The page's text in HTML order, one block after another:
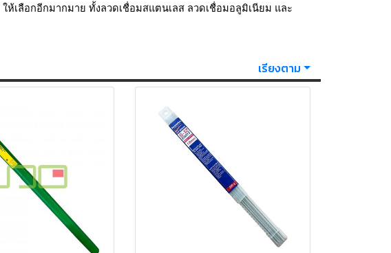
เลือกอีกมากมาย ทั้งลวดเชื่อมสแตนเลส ลวดเชื่อมอลูมิเนียม และ
เรียงตาม